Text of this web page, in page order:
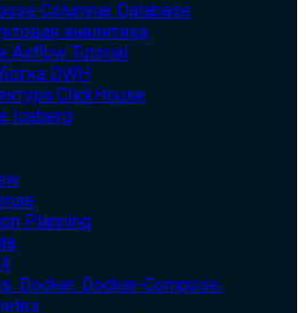
Columnar Database
аналитика
Airflow Tutorial
DWH
ClickHouse
Iceberg
Planning
Docker. Docker-Compose.